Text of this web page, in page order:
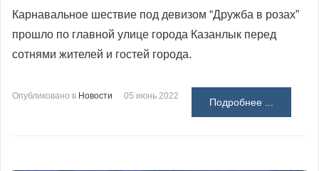
Карнавальное шествие под девизом “Дружба в розах”
прошло по главной улице города Казанлык перед
сотнями жителей и гостей города.
Опубликовано в Новости 05 июнь 2022
Подробнее ...